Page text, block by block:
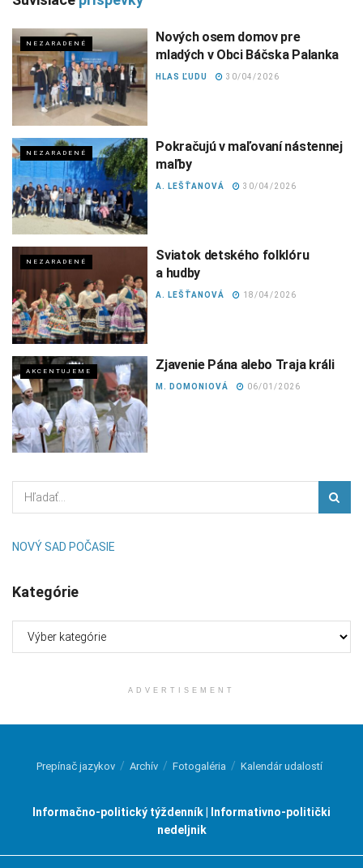
NEZARADENÉ
Nových osem domov pre
mladých v Obci Báčska Palanka
HLAS ĽUDU 30/04/2026
NEZARADENÉ
Pokračujú v maľovaní nástennej
maľby
A. LEŠŤANOVÁ 30/04/2026
NEZARADENÉ
Sviatok detského folklóru
a hudby
A. LEŠŤANOVÁ 18/04/2026
AKCENTUJEME Zjavenie Pána alebo Traja králi
M. DOMONIOVÁ 06/01/2026
NOVÝ SAD POČASIE
Kategórie
Kategórie
ADVERTISEMENT
Prepínač jazykov Archív Fotogaléria Kalendár udalostí
Informačno-politický týždenník | Informativno-politički
nedeljnik